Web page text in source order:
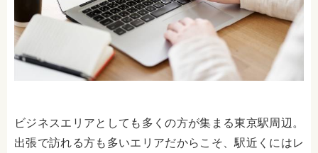
ビジネスエリアとしても多くの方が集まる東京駅周辺。
出張で訪れる方も多いエリアだからこそ、駅近くにはレ